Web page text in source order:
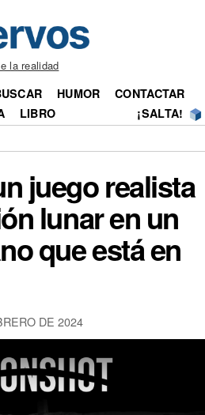
la realidad
HUMOR
CONTACTAR
LIBRO ¡SALTA!
juego realista
lunar en un
que está en
DE 2024